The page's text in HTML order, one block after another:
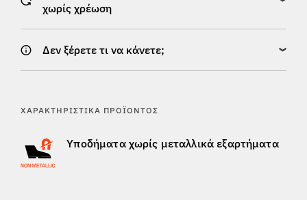
χωρίς χρέωση
Δεν ξέρετε τι να κάνετε;
ΧΑΡΑΚΤΗΡΙΣΤΙΚΆ ΠΡΟΪΌΝΤΟΣ
Υποδήματα χωρίς μεταλλικά εξαρτήματα